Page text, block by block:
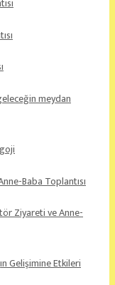
meydan
Baba Toplantısı
Ziyareti ve Anne-
Gelişimine Etkileri